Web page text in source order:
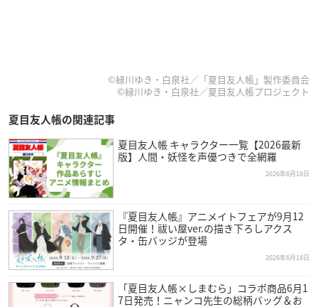
©緑川ゆき・白泉社／「夏目友人帳」製作委員会
©緑川ゆき・白泉社／夏目友人帳プロジェクト
夏目友人帳の関連記事
夏目友人帳 キャラクター一覧【2026最新
版】人間・妖怪を声優つきで全網羅
2026年6月18日
『夏目友人帳』アニメイトフェアが9月12
日開催！祓い屋ver.の描き下ろしアクス
タ・缶バッジが登場
2026年6月18日
「夏目友人帳×しまむら」コラボ商品6月1
7日発売！ニャンコ先生の総柄バッグ＆お